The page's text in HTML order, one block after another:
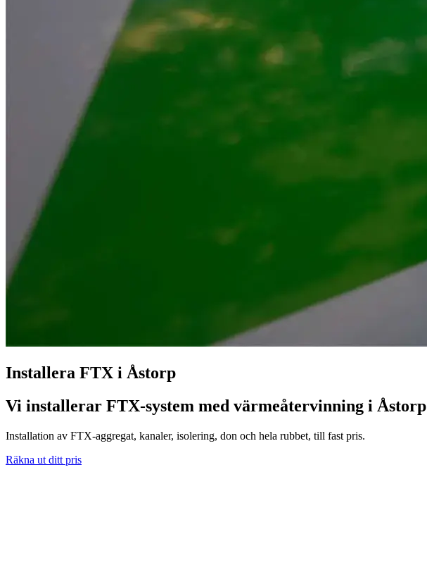
Installera FTX i Åstorp
Vi installerar FTX-system med värmeåtervinning i Åstorp
Installation av FTX-aggregat, kanaler, isolering, don och hela rubbet, till fast pris.
Räkna ut ditt pris